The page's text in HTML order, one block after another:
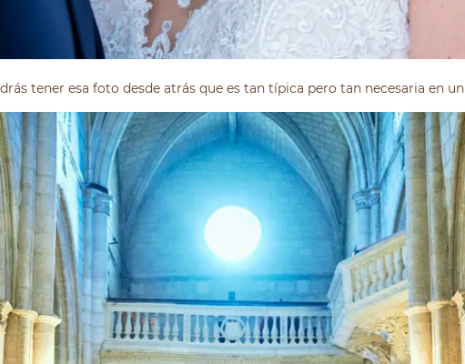
tener esa foto desde atrás que es tan típica pero tan necesaria en un